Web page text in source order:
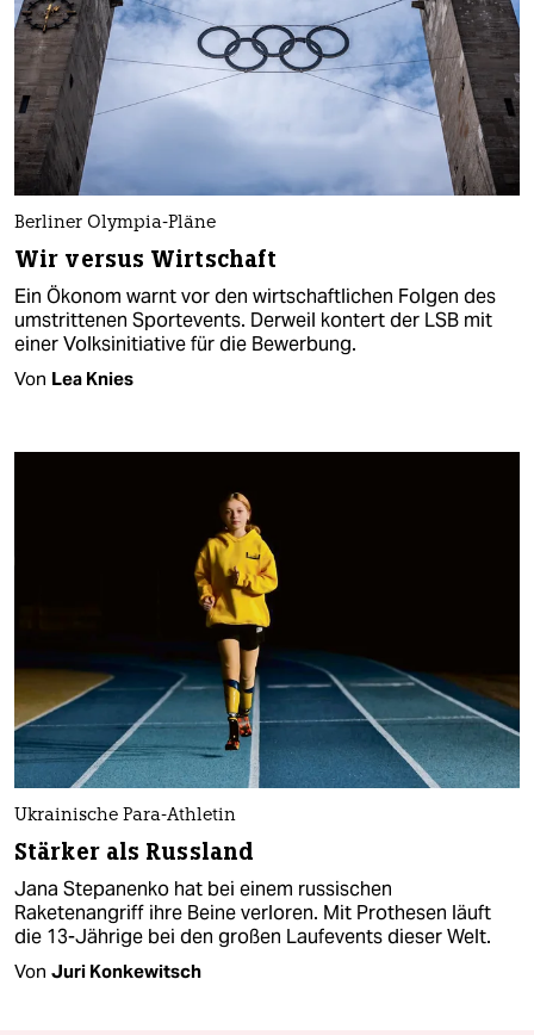
Berliner Olympia-Pläne
Wir versus Wirtschaft
Ein Ökonom warnt vor den wirtschaftlichen Folgen des
umstrittenen Sportevents. Derweil kontert der LSB mit
einer Volksinitiative für die Bewerbung.
Von Lea Knies
Ukrainische Para-Athletin
Stärker als Russland
Jana Stepanenko hat bei einem russischen
Raketenangriff ihre Beine verloren. Mit Prothesen läuft
die 13-Jährige bei den großen Laufevents dieser Welt.
Von Juri Konkewitsch